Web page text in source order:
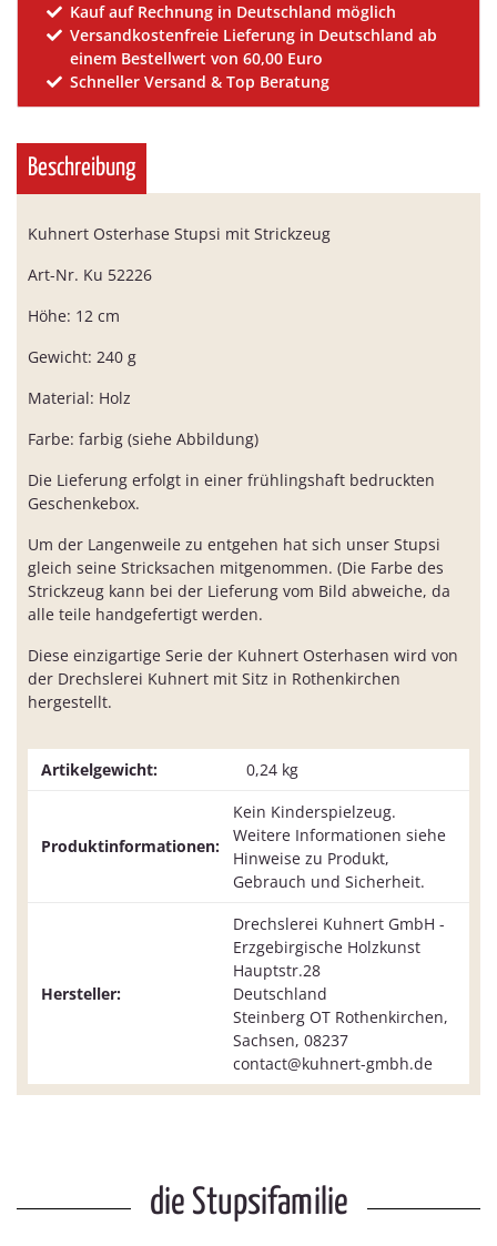
Kauf auf Rechnung in Deutschland möglich
Versandkostenfreie Lieferung in Deutschland ab
einem Bestellwert von 60,00 Euro
Schneller Versand & Top Beratung
Beschreibung
Kuhnert Osterhase Stupsi mit Strickzeug
Art-Nr. Ku 52226
Höhe: 12 cm
Gewicht: 240 g
Material: Holz
Farbe: farbig (siehe Abbildung)
Die Lieferung erfolgt in einer frühlingshaft bedruckten
Geschenkebox.
Um der Langenweile zu entgehen hat sich unser Stupsi
gleich seine Stricksachen mitgenommen. (Die Farbe des
Strickzeug kann bei der Lieferung vom Bild abweiche, da
alle teile handgefertigt werden.
Diese einzigartige Serie der Kuhnert Osterhasen wird von
der Drechslerei Kuhnert mit Sitz in Rothenkirchen
hergestellt.
Artikelgewicht: 0,24 kg
Produktinformationen:
Kein Kinderspielzeug.
Weitere Informationen siehe
Hinweise zu Produkt,
Gebrauch und Sicherheit.
Hersteller:
Drechslerei Kuhnert GmbH -
Erzgebirgische Holzkunst
Hauptstr.28
Deutschland
Steinberg OT Rothenkirchen,
Sachsen, 08237
contact@kuhnert-gmbh.de
die Stupsifamilie